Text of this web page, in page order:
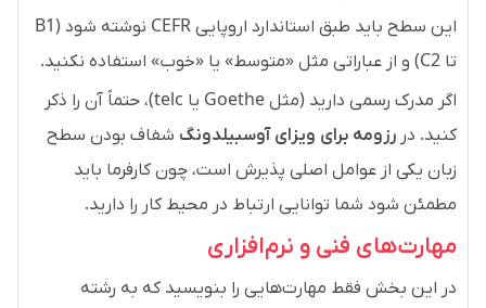
این سطح باید طبق استاندارد اروپایی CEFR نوشته شود (B1
تا C2) و از عباراتی مثل «متوسط» یا «خوب» استفاده نکنید.
اگر مدرک رسمی دارید (مثل Goethe یا telc)، حتماً آن را ذکر
کنید. در رزومه برای ویزای آوسبیلدونگ شفاف بودن سطح
زبان یکی از عوامل اصلی پذیرش است، چون کارفرما باید
مطمئن شود شما توانایی ارتباط در محیط کار را دارید.
مهارت‌های فنی و نرم‌افزاری
در این بخش فقط مهارت‌هایی را بنویسید که به رشته